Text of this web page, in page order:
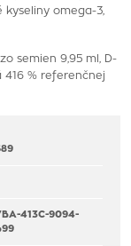
omega-3,
semien 9,95 ml, D-
% referenčnej
413C-9094-